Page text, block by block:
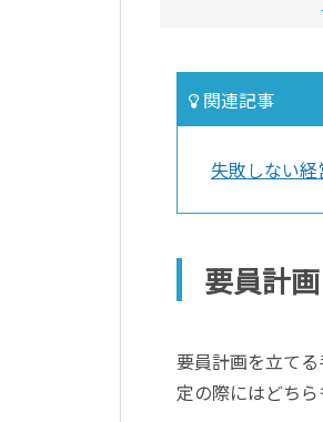
関連記事
失敗しない
要員計
要員計画を立て
定の際にはどち